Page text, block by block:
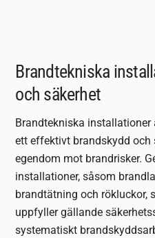
Brandtekniska
och säkerhet
Brandtekniska
ett effektivt brandskydd och
egendom mot brandrisker.
installationer, såsom
brandtätning och rökluckor,
uppfyller gällande
systematiskt